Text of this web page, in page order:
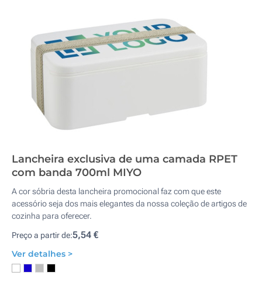
Lancheira exclusiva de uma camada RPET
com banda 700ml MIYO
A cor sóbria desta lancheira promocional faz com que este
acessório seja dos mais elegantes da nossa coleção de artigos de
cozinha para oferecer.
Preço a partir de:5,54 €
Ver detalhes >